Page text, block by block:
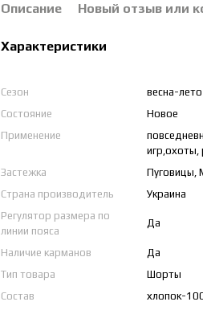
Описание Новый отзыв или
Характеристики
Сезон
весна-лето
Состояние
Новое
Применение
игр,охоты,
Застежка
Пуговицы,
Страна производитель
Украина
Регулятор размера по
линии пояса
Да
Наличие карманов
Да
Тип товара
Шорты
Состав
хлопок-